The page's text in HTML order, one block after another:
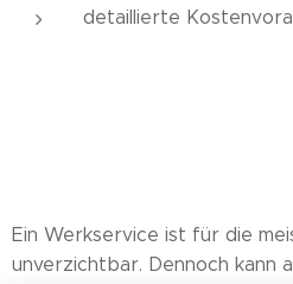
detaillierte
Ein Werkservice ist für die
unverzichtbar. Dennoch kann